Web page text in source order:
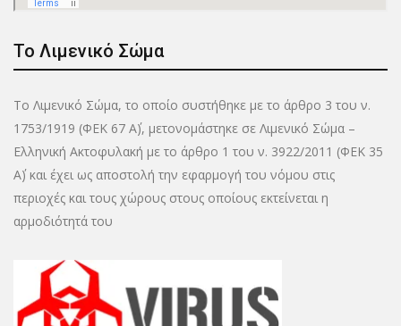
Το Λιμενικό Σώμα
Το Λιμενικό Σώμα, το οποίο συστήθηκε με το άρθρο 3 του ν.
1753/1919 (ΦΕΚ 67 Α΄), μετονομάστηκε σε Λιμενικό Σώμα –
Ελληνική Ακτοφυλακή με το άρθρο 1 του ν. 3922/2011 (ΦΕΚ 35
Α΄) και έχει ως αποστολή την εφαρμογή του νόμου στις
περιοχές και τους χώρους στους οποίους εκτείνεται η
αρμοδιότητά του